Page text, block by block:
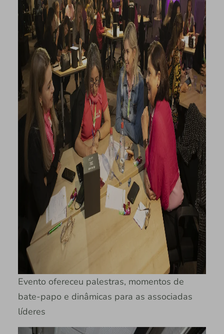
Evento ofereceu palestras, momentos de
bate-papo e dinâmicas para as associadas
líderes